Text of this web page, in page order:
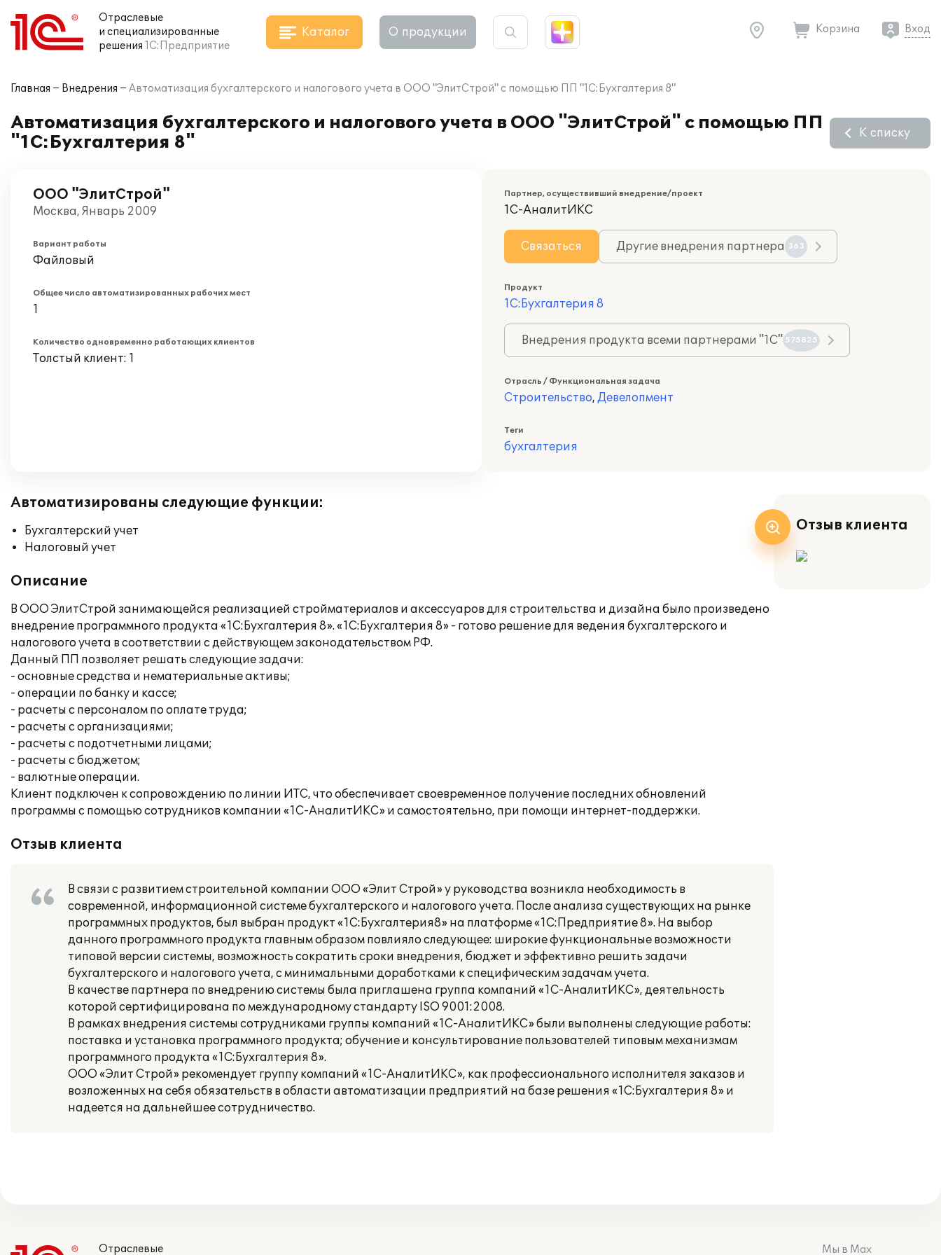
Отраслевые
и специализированные
решения 1С:Предприятие
Каталог О продукции Корзина Вход
Главная Внедрения Автоматизация бухгалтерского и налогового учета в ООО "ЭлитСтрой" с помощью ПП "1С:Бухгалтерия 8"
Автоматизация бухгалтерского и налогового учета в ООО "ЭлитСтрой" с помощью ПП
"1С:Бухгалтерия 8"
К списку
ООО "ЭлитСтрой"
Москва, Январь 2009
Вариант работы
Файловый
Общее число автоматизированных рабочих мест
1
Количество одновременно работающих клиентов
Толстый клиент: 1
Партнер, осуществивший внедрение/проект
1С-АналитИКС
Связаться Другие внедрения партнера 363
Продукт
1С:Бухгалтерия 8
Внедрения продукта всеми партнерами "1С" 575825
Отрасль / Функциональная задача
Строительство, Девелопмент
Теги
бухгалтерия
Автоматизированы следующие функции:
Бухгалтерский учет
Налоговый учет
Описание
В ООО ЭлитСтрой занимающейся реализацией стройматериалов и аксессуаров для строительства и дизайна было произведено
внедрение программного продукта «1С:Бухгалтерия 8». «1С:Бухгалтерия 8» - готово решение для ведения бухгалтерского и
налогового учета в соответствии с действующем законодательством РФ.
Данный ПП позволяет решать следующие задачи:
- основные средства и нематериальные активы;
- операции по банку и кассе;
- расчеты с персоналом по оплате труда;
- расчеты с организациями;
- расчеты с подотчетными лицами;
- расчеты с бюджетом;
- валютные операции.
Клиент подключен к сопровождению по линии ИТС, что обеспечивает своевременное получение последних обновлений
программы с помощью сотрудников компании «1С-АналитИКС» и самостоятельно, при помощи интернет-поддержки.
Отзыв клиента
В связи с развитием строительной компании ООО «Элит Строй» у руководства возникла необходимость в
современной, информационной системе бухгалтерского и налогового учета. После анализа существующих на рынке
программных продуктов, был выбран продукт «1С:Бухгалтерия8» на платформе «1С:Предприятие 8». На выбор
данного программного продукта главным образом повлияло следующее: широкие функциональные возможности
типовой версии системы, возможность сократить сроки внедрения, бюджет и эффективно решить задачи
бухгалтерского и налогового учета, с минимальными доработками к специфическим задачам учета.
В качестве партнера по внедрению системы была приглашена группа компаний «1С-АналитИКС», деятельность
которой сертифицирована по международному стандарту ISO 9001:2008.
В рамках внедрения системы сотрудниками группы компаний «1С-АналитИКС» были выполнены следующие работы:
поставка и установка программного продукта; обучение и консультирование пользователей типовым механизмам
программного продукта «1С:Бухгалтерия 8».
ООО «Элит Строй» рекомендует группу компаний «1С-АналитИКС», как профессионального исполнителя заказов и
возложенных на себя обязательств в области автоматизации предприятий на базе решения «1С:Бухгалтерия 8» и
надеется на дальнейшее сотрудничество.
Отзыв клиента
Отраслевые Мы в Max